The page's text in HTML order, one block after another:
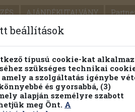
AJÁNDÉKUTALVÁNY
FENNTARTHATÓ
kereső Témaköri fa
beállítások
típusú cookie-kat
szükséges technikai
a szolgáltatás igénybe
és gyorsabbá, (3)
alapján személyre szabott
meg Önt. A